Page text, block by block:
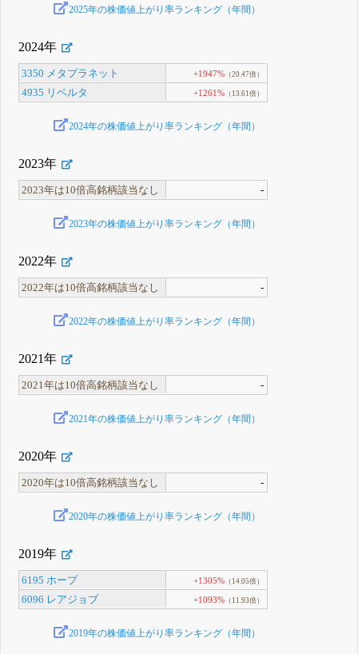
2025年の株価値上がり率ランキング（年間）
2024年
3350 メタプラネット +1947% （20.47倍）
4935 リベルタ +1261% （13.61倍）
2024年の株価値上がり率ランキング（年間）
2023年
2023年は10倍高銘柄該当なし -
2023年の株価値上がり率ランキング（年間）
2022年
2022年は10倍高銘柄該当なし -
2022年の株価値上がり率ランキング（年間）
2021年
2021年は10倍高銘柄該当なし -
2021年の株価値上がり率ランキング（年間）
2020年
2020年は10倍高銘柄該当なし -
2020年の株価値上がり率ランキング（年間）
2019年
6195 ホープ +1305% （14.05倍）
6096 レアジョブ +1093% （11.93倍）
2019年の株価値上がり率ランキング（年間）